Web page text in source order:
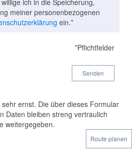
ich in die Speicherung,
meiner personenbezogenen
ein.*
*Pflichtfelder
Senden
ernst. Die über dieses Formular
Daten bleiben streng vertraulich
weitergegeben.
Route planen